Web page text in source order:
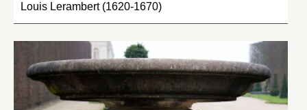
Louis Lerambert (1620-1670)